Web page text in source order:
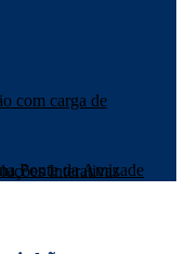
Interativas